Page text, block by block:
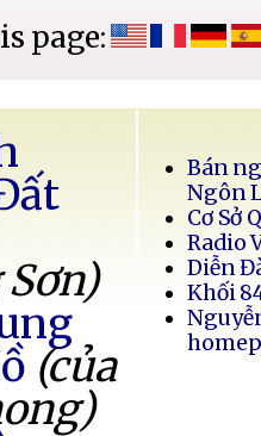
page:
(của
Bán
Ngôn
Cơ Sở
Radio
Diễn
Khối